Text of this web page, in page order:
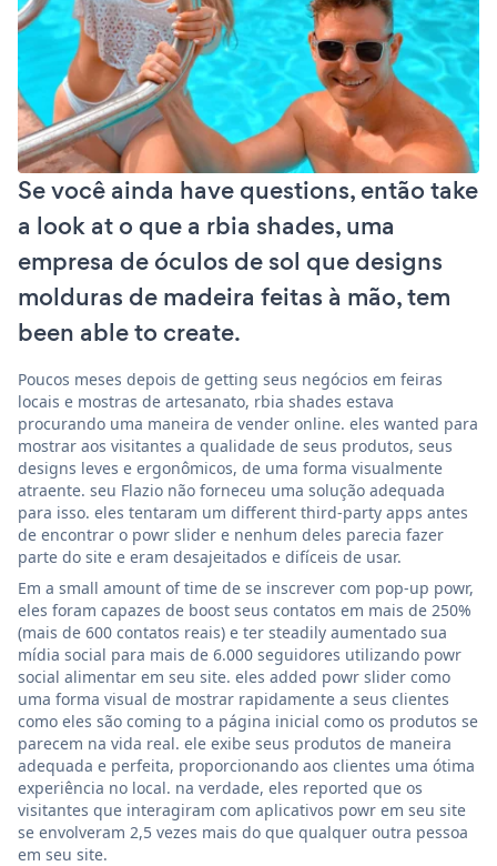
Se você ainda have questions, então take
a look at o que a rbia shades, uma
empresa de óculos de sol que designs
molduras de madeira feitas à mão, tem
been able to create.
Poucos meses depois de getting seus negócios em feiras
locais e mostras de artesanato, rbia shades estava
procurando uma maneira de vender online. eles wanted para
mostrar aos visitantes a qualidade de seus produtos, seus
designs leves e ergonômicos, de uma forma visualmente
atraente. seu Flazio não forneceu uma solução adequada
para isso. eles tentaram um different third-party apps antes
de encontrar o powr slider e nenhum deles parecia fazer
parte do site e eram desajeitados e difíceis de usar.
Em a small amount of time de se inscrever com pop-up powr,
eles foram capazes de boost seus contatos em mais de 250%
(mais de 600 contatos reais) e ter steadily aumentado sua
mídia social para mais de 6.000 seguidores utilizando powr
social alimentar em seu site. eles added powr slider como
uma forma visual de mostrar rapidamente a seus clientes
como eles são coming to a página inicial como os produtos se
parecem na vida real. ele exibe seus produtos de maneira
adequada e perfeita, proporcionando aos clientes uma ótima
experiência no local. na verdade, eles reported que os
visitantes que interagiram com aplicativos powr em seu site
se envolveram 2,5 vezes mais do que qualquer outra pessoa
em seu site.